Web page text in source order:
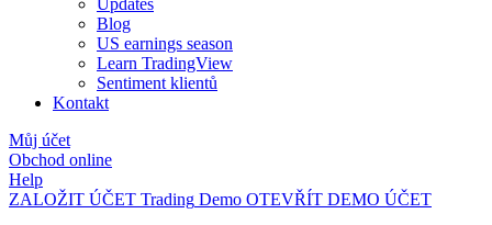
Blog
US earnings season
Learn TradingView
Sentiment klientů
Kontakt
Můj účet
Obchod online
Help
ZALOŽIT ÚČET Trading Demo OTEVŘÍT DEMO ÚČET